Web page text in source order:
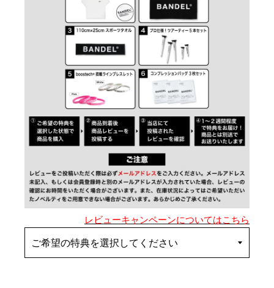
レビューキャンペーンについてはこちら